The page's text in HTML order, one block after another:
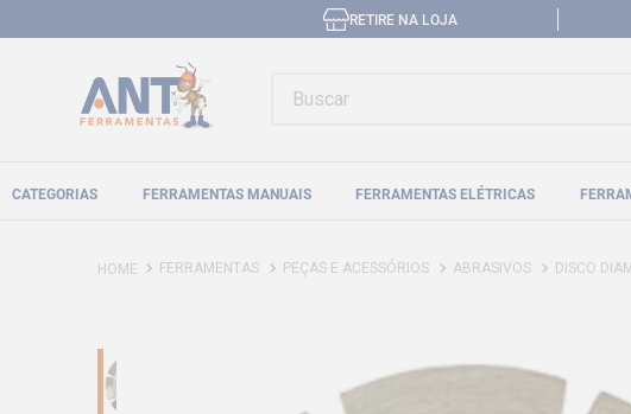
RETIRE NA LOJA
CATEGORIAS FERRAMENTAS MANUAIS FERRAMENTAS ELÉTRICAS
FERRAMENTAS PEÇAS E ACESSÓRIOS ABRASIVOS DISCO